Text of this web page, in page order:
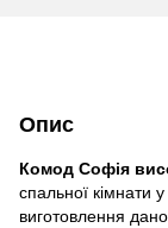
Опис
Комод Софія
спальної кімнати
виготовлення